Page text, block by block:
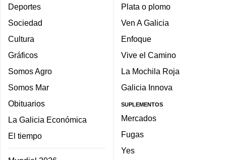
Deportes
Sociedad
Cultura
Gráficos
Somos Agro
Somos Mar
Obituarios
La Galicia Económica
El tiempo
Plata o plomo
Ven A Galicia
Enfoque
Vive el Camino
La Mochila Roja
Galicia Innova
SUPLEMENTOS
Mercados
Fugas
Yes